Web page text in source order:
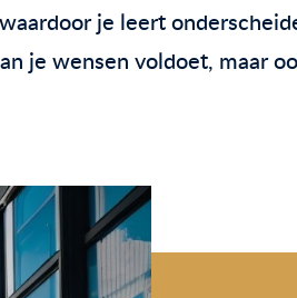
je leert
je wensen voldoet, maar